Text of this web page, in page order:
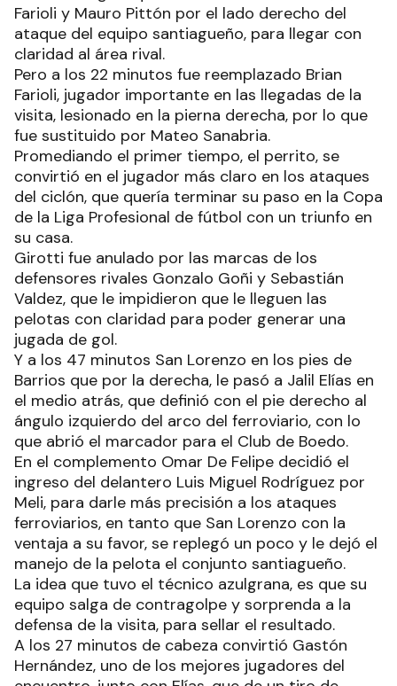
Farioli y Mauro Pittón por el lado derecho del
ataque del equipo santiagueño, para llegar con
claridad al área rival.
Pero a los 22 minutos fue reemplazado Brian
Farioli, jugador importante en las llegadas de la
visita, lesionado en la pierna derecha, por lo que
fue sustituido por Mateo Sanabria.
Promediando el primer tiempo, el perrito, se
convirtió en el jugador más claro en los ataques
del ciclón, que quería terminar su paso en la Copa
de la Liga Profesional de fútbol con un triunfo en
su casa.
Girotti fue anulado por las marcas de los
defensores rivales Gonzalo Goñi y Sebastián
Valdez, que le impidieron que le lleguen las
pelotas con claridad para poder generar una
jugada de gol.
Y a los 47 minutos San Lorenzo en los pies de
Barrios que por la derecha, le pasó a Jalil Elías en
el medio atrás, que definió con el pie derecho al
ángulo izquierdo del arco del ferroviario, con lo
que abrió el marcador para el Club de Boedo.
En el complemento Omar De Felipe decidió el
ingreso del delantero Luis Miguel Rodríguez por
Meli, para darle más precisión a los ataques
ferroviarios, en tanto que San Lorenzo con la
ventaja a su favor, se replegó un poco y le dejó el
manejo de la pelota el conjunto santiagueño.
La idea que tuvo el técnico azulgrana, es que su
equipo salga de contragolpe y sorprenda a la
defensa de la visita, para sellar el resultado.
A los 27 minutos de cabeza convirtió Gastón
Hernández, uno de los mejores jugadores del